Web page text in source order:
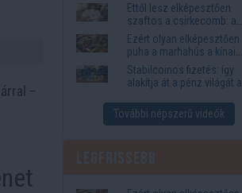
–
Ettől lesz elképesztően
szaftos a csirkecomb: a
sörös pác a titok
Ezért olyan elképesztően
puha a marhahús a kínai
éttermekben
Stabilcoinos fizetés: így
alakítja át a pénz világát a
Western Union
További népszerű videók